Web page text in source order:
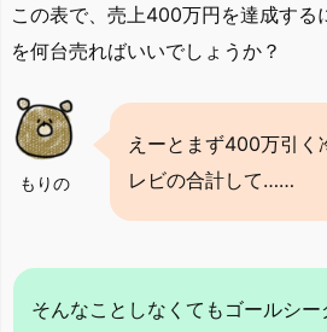
この表で、売上400万円を達成する
を何台売ればいいでしょうか？
もりの
えーとまず400万引く
レビの合計して……
そんなことしなくてもゴールシー